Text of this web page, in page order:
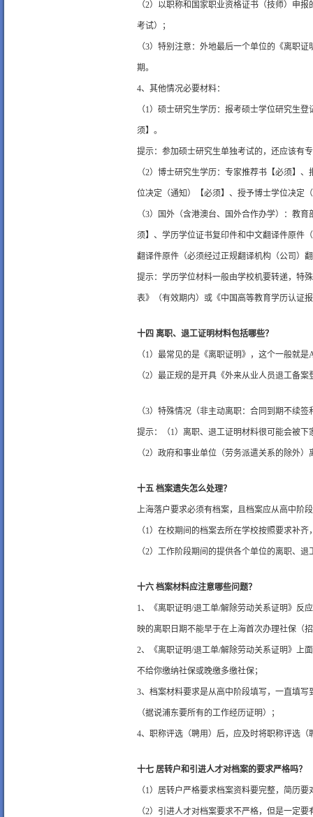
（2）以职称和国家职业资格证书（技师）申
考试）；
（3）特别注意：外地最后一个单位的《离职
期。
4、其他情况必要材料：
（1）硕士研究生学历：报考硕士学位研究生
须】。
提示：参加硕士研究生单独考试的，还应该有
（2）博士研究生学历：专家推荐书【必须】
位决定（通知）【必须】、授予博士学位决定
（3）国外（含港澳台、国外合作办学）：教
须】、学历学位证书复印件和中文翻译件原件
翻译件原件（必须经过正规翻译机构（公司）
提示：学历学位材料一般由学校机要转递，特
表》（有效期内）或《中国高等教育学历认证
十四 离职、退工证明材料包括哪些？
（1）最常见的是《离职证明》，这个一般就
（2）最正规的是开具《外来从业人员退工备
（3）特殊情况（非主动离职：合同到期不续
提示：（1）离职、退工证明材料很可能会被
（2）政府和事业单位（劳务派遣关系的除外
十五 档案遗失怎么处理？
上海落户要求必须有档案，且档案应从高中阶
（1）在校期间的档案去所在学校按照要求补
（2）工作阶段期间的提供各个单位的离职、退
十六 档案材料应注意哪些问题？
1、《离职证明/退工单/解除劳动关系证明》反
映的离职日期不能早于在上海首次办理社保（
2、《离职证明/退工单/解除劳动关系证明》上
不给你缴纳社保或晚缴多缴社保；
3、档案材料要求是从高中阶段填写，一直填
（据说浦东要所有的工作经历证明）；
4、职称评选（聘用）后，应及时将职称评选
十七 居转户和引进人才对档案的要求严格吗？
（1）居转户严格要求档案资料要完整，简历要
（2）引进人才对档案要求不严格，但是一定